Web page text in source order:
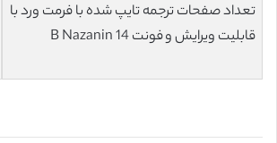
تعداد صفحات ترجمه تایپ شده با فرمت ورد با
قابلیت ویرایش و فونت 14 B Nazanin